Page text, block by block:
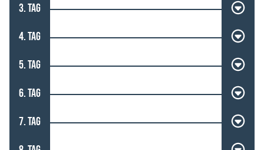
3. TAG
4. TAG
5. TAG
6. TAG
7. TAG